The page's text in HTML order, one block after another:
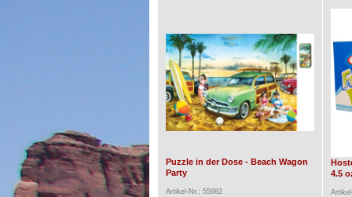
Puzzle in der Dose - Beach Wagon
Party
Artikel-Nr.: 55982
4.5